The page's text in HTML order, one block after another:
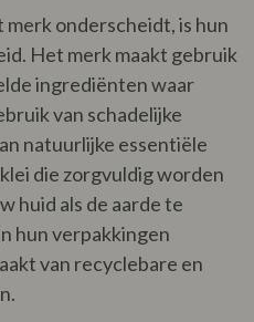
merk onderscheidt, is hun
Het merk maakt gebruik
ingrediënten waar
van schadelijke
natuurlijke essentiële
die zorgvuldig worden
huid als de aarde te
hun verpakkingen
van recyclebare en